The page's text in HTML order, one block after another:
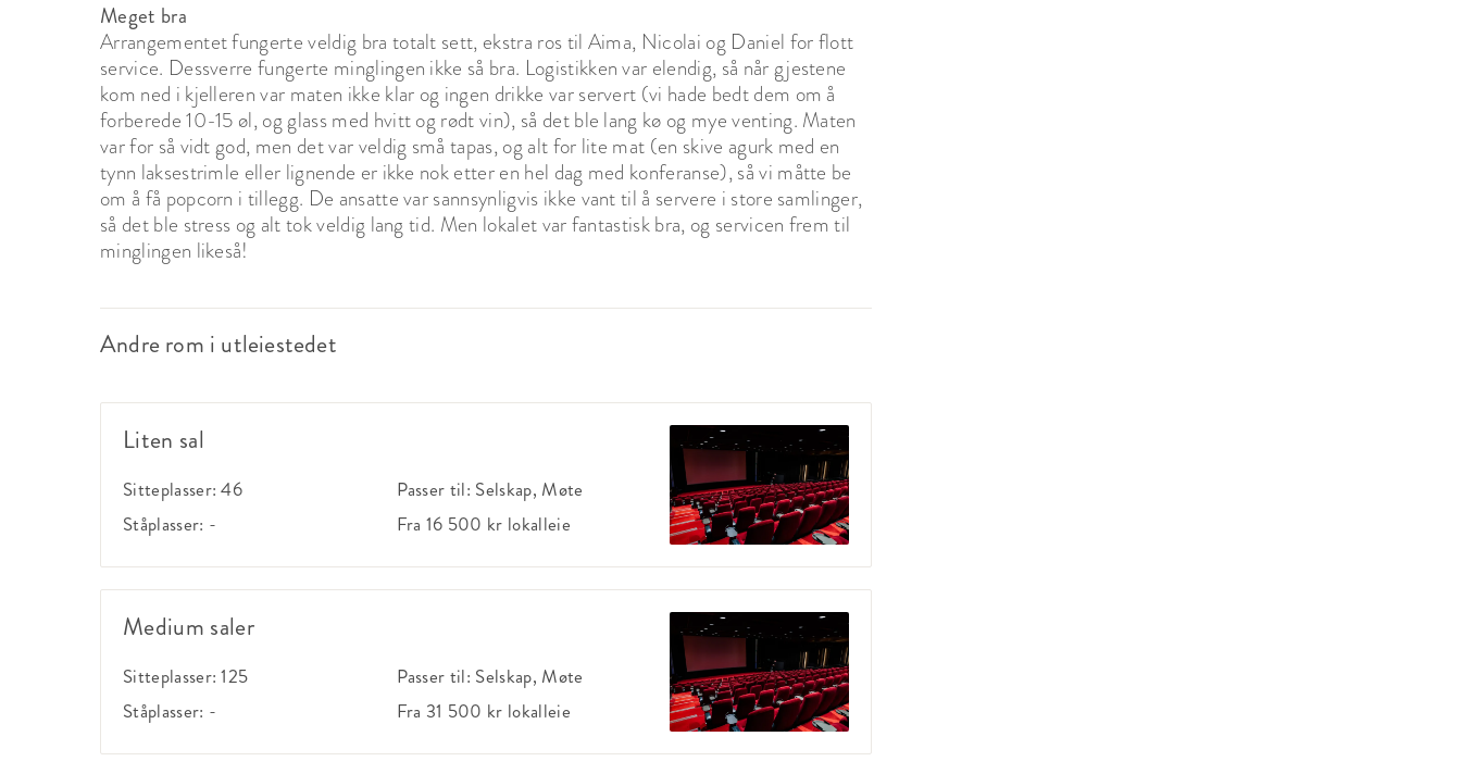
Meget bra
Arrangementet fungerte veldig bra totalt sett, ekstra ros til Aima, Nicolai og Daniel for flott
service. Dessverre fungerte minglingen ikke så bra. Logistikken var elendig, så når gjestene
kom ned i kjelleren var maten ikke klar og ingen drikke var servert (vi hade bedt dem om å
forberede 10-15 øl, og glass med hvitt og rødt vin), så det ble lang kø og mye venting. Maten
var for så vidt god, men det var veldig små tapas, og alt for lite mat (en skive agurk med en
tynn laksestrimle eller lignende er ikke nok etter en hel dag med konferanse), så vi måtte be
om å få popcorn i tillegg. De ansatte var sannsynligvis ikke vant til å servere i store samlinger,
så det ble stress og alt tok veldig lang tid. Men lokalet var fantastisk bra, og servicen frem til
minglingen likeså!
Andre rom i utleiestedet
Liten sal
Sitteplasser:46
Ståplasser: -
Passer til: Selskap, Møte
Fra 16 500 kr lokalleie
Medium saler
Sitteplasser:125
Ståplasser: -
Passer til: Selskap, Møte
Fra 31 500 kr lokalleie